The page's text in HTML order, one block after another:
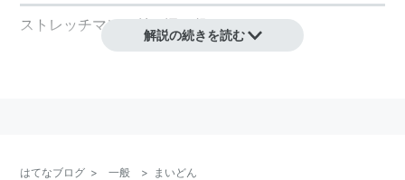
ストレッチマンの付き添い役。
解説の続きを読む
はてなブログ > 一般 > まいどん